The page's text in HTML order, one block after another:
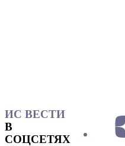
ИС ВЕСТИ
В
СОЦСЕТЯХ